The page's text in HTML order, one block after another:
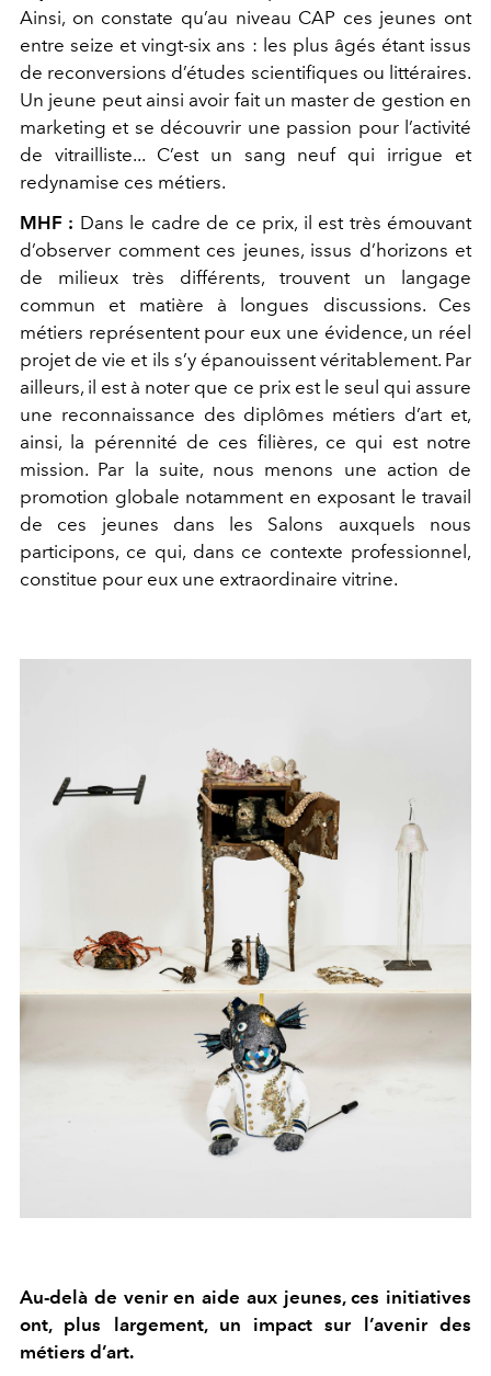
Ainsi, on constate qu’au niveau CAP ces jeunes ont
entre seize et vingt-six ans : les plus âgés étant issus
de reconversions d’études scientifiques ou littéraires.
Un jeune peut ainsi avoir fait un master de gestion en
marketing et se découvrir une passion pour l’activité
de vitrailliste... C’est un sang neuf qui irrigue et
redynamise ces métiers.
MHF : Dans le cadre de ce prix, il est très émouvant
d’observer comment ces jeunes, issus d’horizons et
de milieux très différents, trouvent un langage
commun et matière à longues discussions. Ces
métiers représentent pour eux une évidence, un réel
projet de vie et ils s’y épanouissent véritablement. Par
ailleurs, il est à noter que ce prix est le seul qui assure
une reconnaissance des diplômes métiers d’art et,
ainsi, la pérennité de ces filières, ce qui est notre
mission. Par la suite, nous menons une action de
promotion globale notamment en exposant le travail
de ces jeunes dans les Salons auxquels nous
participons, ce qui, dans ce contexte professionnel,
constitue pour eux une extraordinaire vitrine.
Au-delà de venir en aide aux jeunes, ces initiatives
ont, plus largement, un impact sur l’avenir des
métiers d’art.